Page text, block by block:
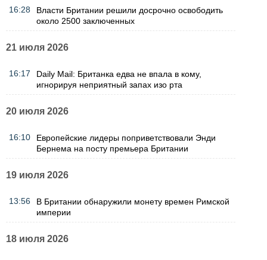
16:28
Власти Британии решили досрочно освободить
около 2500 заключенных
21 июля 2026
16:17
Daily Mail: Британка едва не впала в кому,
игнорируя неприятный запах изо рта
20 июля 2026
16:10
Европейские лидеры поприветствовали Энди
Бернема на посту премьера Британии
19 июля 2026
13:56
В Британии обнаружили монету времен Римской
империи
18 июля 2026